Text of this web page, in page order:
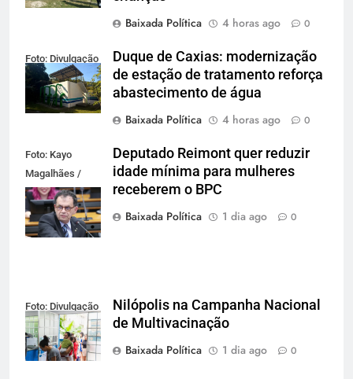
Baixada Política
4 horas ago 0
Foto: Divulgação
Duque de Caxias: modernização
de estação de tratamento reforça
abastecimento de água
Baixada Política
4 horas ago 0
Foto: Kayo
Magalhães /
Câmara dos
Deputados
Deputado Reimont quer reduzir
idade mínima para mulheres
receberem o BPC
Baixada Política
1 dia ago 0
Foto: Divulgação
Nilópolis na Campanha Nacional
de Multivacinação
Baixada Política
1 dia ago 0